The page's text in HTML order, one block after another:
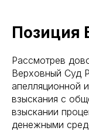
Позиция
Рассмотрев
Верховный Суд
апелляционной
взыскания с
взыскании
денежными